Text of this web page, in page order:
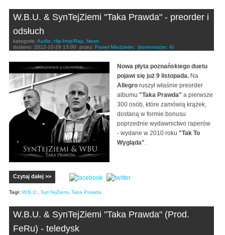
W.B.U. & SynTejZiemi "Taka Prawda" - preorder i
odsłuch
kategorie: Audio, Hip-Hop/Rap, News
dodano: 2012-10-29 13:00 przez: Paweł Miedzielec (komentarze: 4)
Nowa płyta poznańskiego duetu
pojawi się już 9 listopada. Na
Allegro ruszył właśnie preorder
albumu "Taka Prawda" a pierwsze
300 osób, które zamówią krążek,
dostaną w formie bonusu
poprzednie wydawnictwo raperów
- wydane w 2010 roku "Tak To
Wygląda".
Czytaj dalej >>
Tagi: W.B.U., SynTejZiemi, Taka Prawda
W.B.U. & SynTejZiemi "Taka Prawda" (Prod.
FeRu) - teledysk